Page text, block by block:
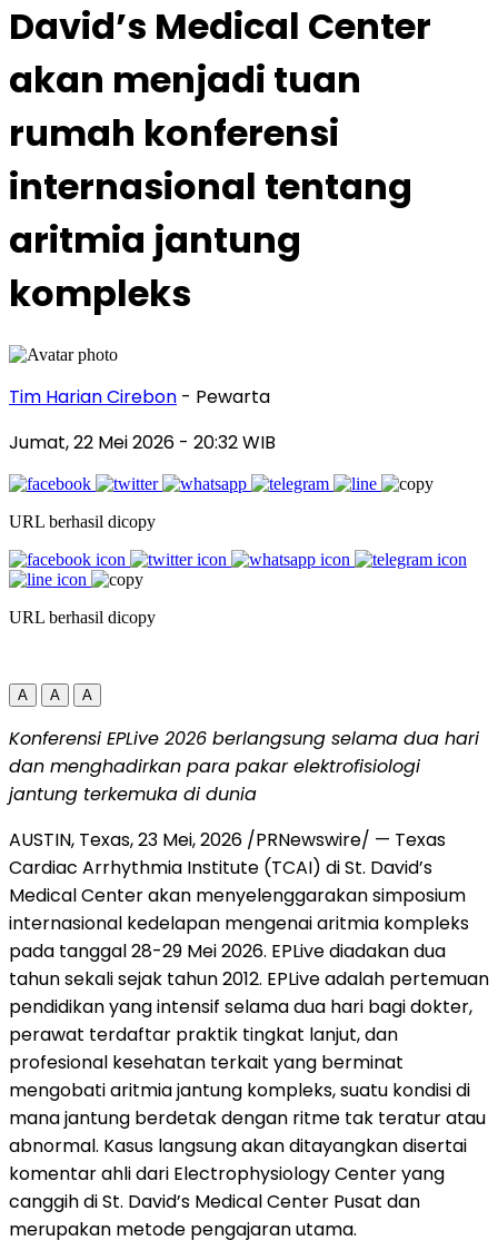
David’s Medical Center
akan menjadi tuan
rumah konferensi
internasional tentang
aritmia jantung
kompleks
Tim Harian Cirebon - Pewarta
Jumat, 22 Mei 2026 - 20:32 WIB
URL berhasil dicopy
URL berhasil dicopy
A A A
Konferensi EPLive 2026 berlangsung selama dua hari
dan menghadirkan para pakar elektrofisiologi
jantung terkemuka di dunia
AUSTIN, Texas,23 Mei, 2026 /PRNewswire/ — Texas
Cardiac Arrhythmia Institute (TCAI) di St. David’s
Medical Center akan menyelenggarakan simposium
internasional kedelapan mengenai aritmia kompleks
pada tanggal 28-29 Mei 2026. EPLive diadakan dua
tahun sekali sejak tahun 2012. EPLive adalah pertemuan
pendidikan yang intensif selama dua hari bagi dokter,
perawat terdaftar praktik tingkat lanjut, dan
profesional kesehatan terkait yang berminat
mengobati aritmia jantung kompleks, suatu kondisi di
mana jantung berdetak dengan ritme tak teratur atau
abnormal. Kasus langsung akan ditayangkan disertai
komentar ahli dari Electrophysiology Center yang
canggih di St. David’s Medical Center Pusat dan
merupakan metode pengajaran utama.